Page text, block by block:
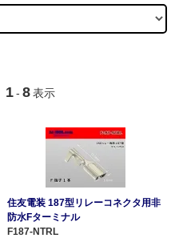
1 - 8 表示
住友電装 187型リレーコネクタ用非
防水Fターミナル
F187-NTRL